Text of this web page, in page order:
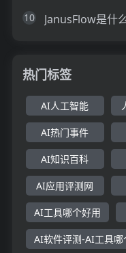
10
热门标签
AI人工智能
AI热门事件
AI知识百科
AI应用评测网
AI工具哪个好用
AI软件评测-AI工具哪